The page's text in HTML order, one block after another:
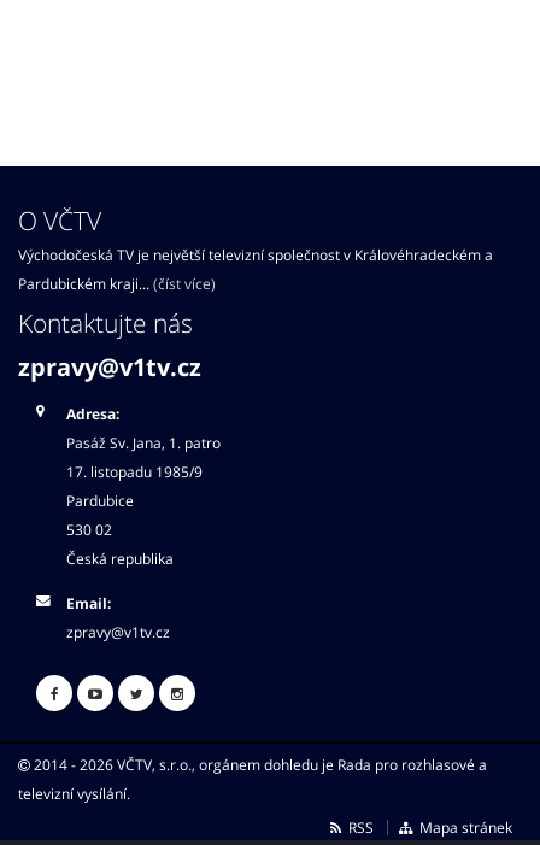
O VČTV
Východočeská TV je největší televizní společnost v Královéhradeckém a
Pardubickém kraji... (číst více)
Kontaktujte nás
zpravy@v1tv.cz
Adresa:
Pasáž Sv. Jana, 1. patro
17. listopadu 1985/9
Pardubice
530 02
Česká republika
Email:
zpravy@v1tv.cz
2014 - 2026 VČTV, s.r.o., orgánem dohledu je Rada pro rozhlasové a
televizní vysílání.
RSS
Mapa stránek